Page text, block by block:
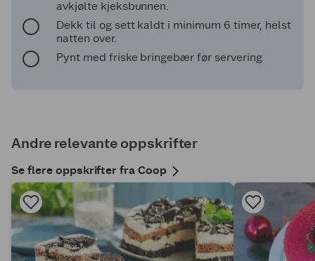
avkjølte kjeksbunnen.
Dekk til og sett kaldt i minimum 6 timer, helst
natten over.
Pynt med friske bringebær før servering
Andre relevante oppskrifter
Se flere oppskrifter fra Coop